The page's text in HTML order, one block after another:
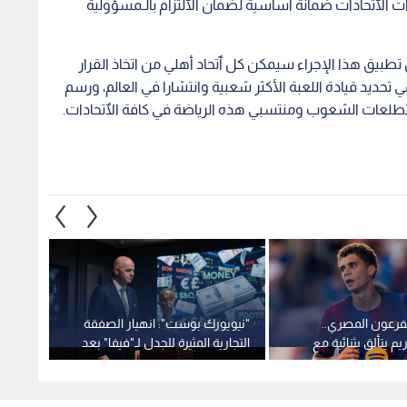
ضمانة أساسية لضمان الٱلتزام بالـمسؤولية
تطبيق هذا الإجراء سيمكن كل ٱتحاد أهلي من اتخاذ القرار
قيادة اللعبة الأكثر شعبية وانتشارا في العالم، ورسم
الشعوب ومنتسبي هذه الرياضة في كافة الٱتحادات.
"نيويورك بوست": انهيار الصفقة
التجارية المثيرة للجدل لـ"فيفا" بعد
تمرد كروي عالمي
المصري..
يتألق بثنائية مع
برمنغهام سيتي